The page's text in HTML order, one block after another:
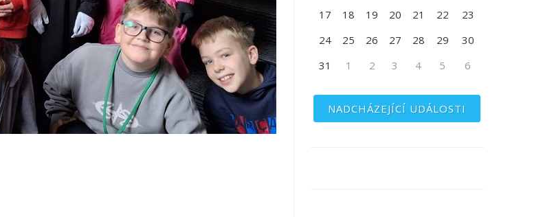
17
18 19 20 21 22
23
24
25 26 27 28 29
30
31
1 2 3 4 5 6
NADCHÁZEJÍCÍ UDÁLOSTI